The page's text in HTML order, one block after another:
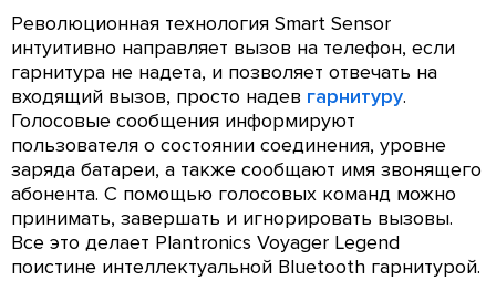
Революционная технология Smart Sensor
интуитивно направляет вызов на телефон, если
гарнитура не надета, и позволяет отвечать на
входящий вызов, просто надев гарнитуру.
Голосовые сообщения информируют
пользователя о состоянии соединения, уровне
заряда батареи, а также сообщают имя звонящего
абонента. С помощью голосовых команд можно
принимать, завершать и игнорировать вызовы.
Все это делает Plantronics Voyager Legend
поистине интеллектуальной Bluetooth гарнитурой.